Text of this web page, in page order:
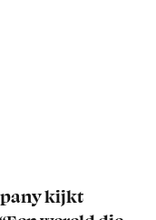
kijkt